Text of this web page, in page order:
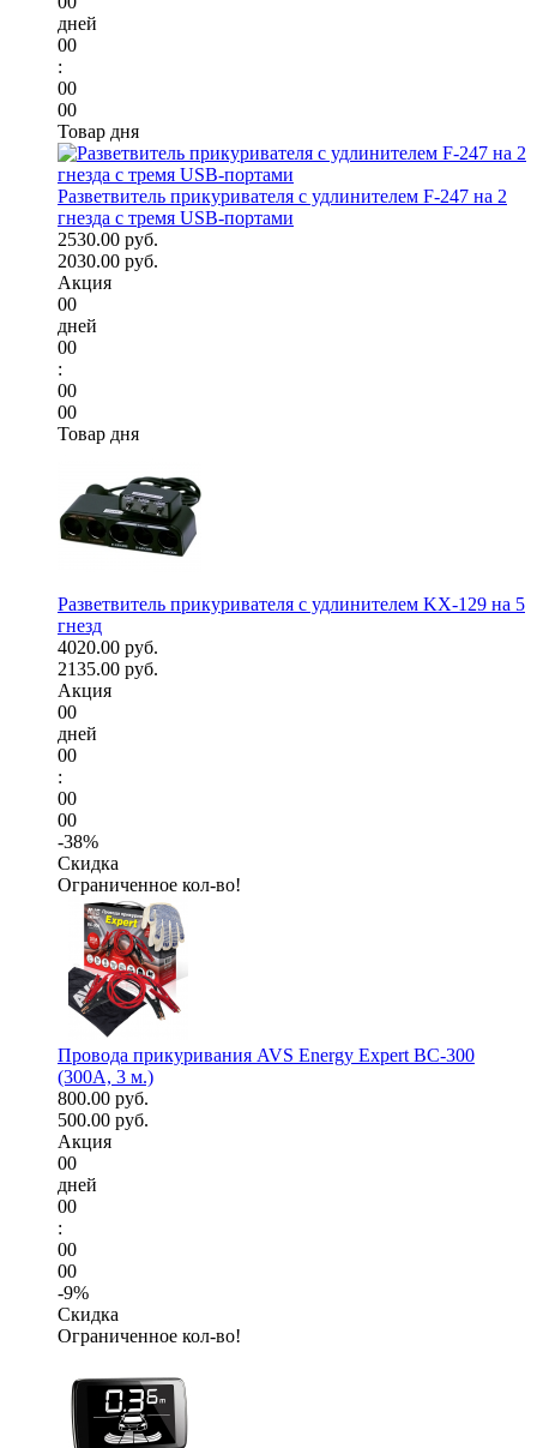
дней
00
:
00
00
Товар дня
Разветвитель прикуривателя с удлинителем F-247 на 2
гнезда с тремя USB-портами
2530.00 руб.
2030.00 руб.
Акция
00
дней
00
:
00
00
Товар дня
Разветвитель прикуривателя с удлинителем KX-129 на 5
гнезд
4020.00 руб.
2135.00 руб.
Акция
00
дней
00
:
00
00
-38%
Скидка
Ограниченное кол-во!
Провода прикуривания AVS Energy Expert BC-300
(300А, 3 м.)
800.00 руб.
500.00 руб.
Акция
00
дней
00
:
00
00
-9%
Скидка
Ограниченное кол-во!